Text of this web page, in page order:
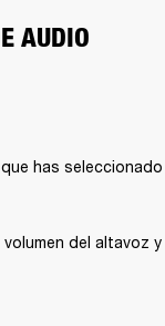
AUDIO
has
volumen del altavoz